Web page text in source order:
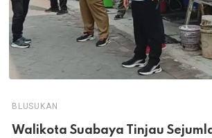
BLUSUKAN
Walikota Suabaya Tinjau